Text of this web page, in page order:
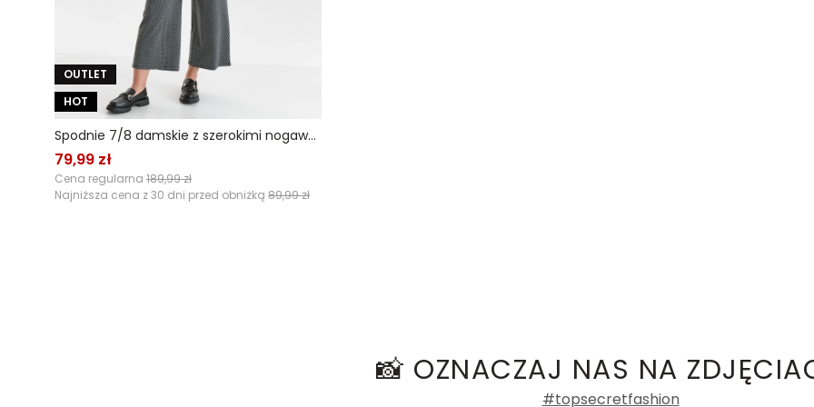
OUTLET
HOT
Spodnie 7/8 damskie z szerokimi nogawkami
79,99 zł
Cena regularna 189,99 zł
Najniższa cena z 30 dni przed obniżką 89,99 zł
📸 OZNACZAJ NAS NA
#topsecretfashion